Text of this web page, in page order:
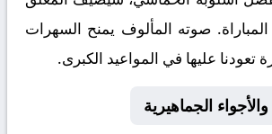
صوته المألوف يمنح السهرات
تعودنا عليها في المواعيد الكبرى.
الجماهيرية